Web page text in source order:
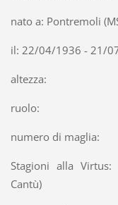
nato a: Pontremoli
il: 22/04/1936 - 21/
altezza:
ruolo:
numero di maglia:
Stagioni alla Virtus:
Cantù)